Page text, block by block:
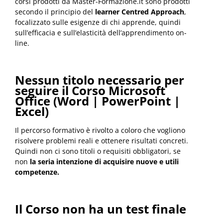
secondo il principio del learner Centred Approach,
focalizzato sulle esigenze di chi apprende, quindi
sull’efficacia e sull’elasticità dell’apprendimento on-
line.
Nessun titolo necessario per
seguire il Corso Microsoft
Office (Word | PowerPoint |
Excel)
Il percorso formativo è rivolto a coloro che vogliono
risolvere problemi reali e ottenere risultati concreti.
Quindi non ci sono titoli o requisiti obbligatori, se
non la seria intenzione di acquisire nuove e utili
competenze.
Il Corso non ha un test finale